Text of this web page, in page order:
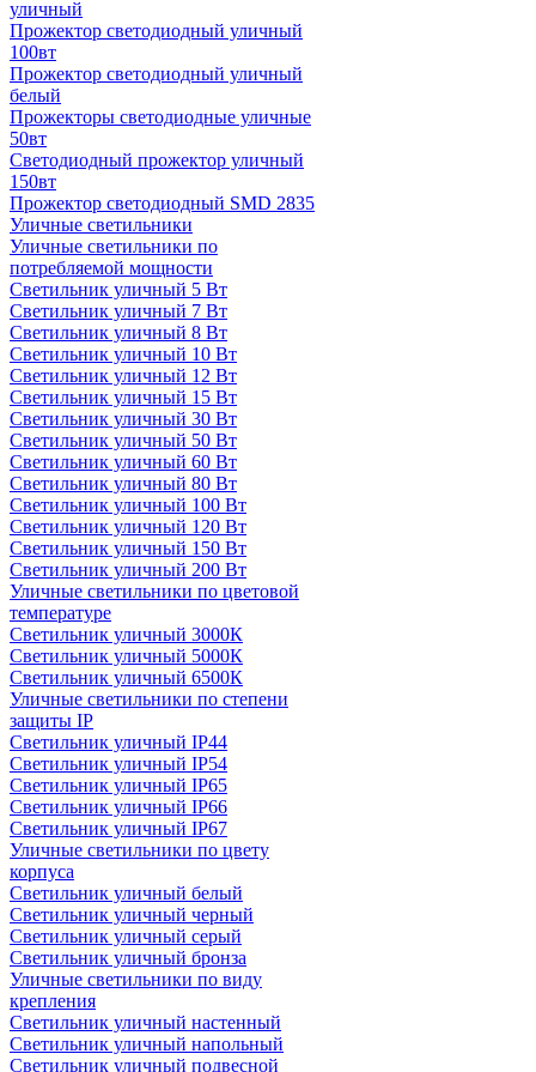
уличный
Прожектор светодиодный уличный
100вт
Прожектор светодиодный уличный
белый
Прожекторы светодиодные уличные
50вт
Светодиодный прожектор уличный
150вт
Прожектор светодиодный SMD 2835
Уличные светильники
Уличные светильники по
потребляемой мощности
Светильник уличный 5 Вт
Светильник уличный 7 Вт
Светильник уличный 8 Вт
Светильник уличный 10 Вт
Светильник уличный 12 Вт
Светильник уличный 15 Вт
Светильник уличный 30 Вт
Светильник уличный 50 Вт
Светильник уличный 60 Вт
Светильник уличный 80 Вт
Светильник уличный 100 Вт
Светильник уличный 120 Вт
Светильник уличный 150 Вт
Светильник уличный 200 Вт
Уличные светильники по цветовой
температуре
Cветильник уличный 3000К
Cветильник уличный 5000К
Cветильник уличный 6500К
Уличные светильники по степени
защиты IP
Светильник уличный IP44
Светильник уличный IP54
Светильник уличный IP65
Светильник уличный IP66
Светильник уличный IP67
Уличные светильники по цвету
корпуса
Светильник уличный белый
Светильник уличный черный
Светильник уличный серый
Светильник уличный бронза
Уличные светильники по виду
крепления
Светильник уличный настенный
Светильник уличный напольный
Светильник уличный подвесной